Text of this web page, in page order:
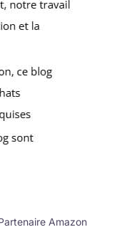
Amazon